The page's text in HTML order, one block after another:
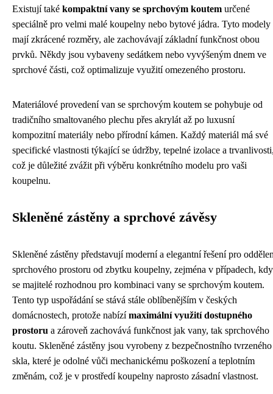
Existují také kompaktní vany se sprchovým koutem určené
speciálně pro velmi malé koupelny nebo bytové jádra. Tyto modely
mají zkrácené rozměry, ale zachovávají základní funkčnost obou
prvků. Někdy jsou vybaveny sedátkem nebo vyvýšeným dnem ve
sprchové části, což optimalizuje využití omezeného prostoru.
Materiálové provedení van se sprchovým koutem se pohybuje od
tradičního smaltovaného plechu přes akrylát až po luxusní
kompozitní materiály nebo přírodní kámen. Každý materiál má své
specifické vlastnosti týkající se údržby, tepelné izolace a
což je důležité zvážit při výběru konkrétního modelu pro vaši
koupelnu.
Skleněné zástěny a sprchové závěsy
Skleněné zástěny představují moderní a elegantní řešení pro
sprchového prostoru od zbytku koupelny, zejména v případech, kdy
se majitelé rozhodnou pro kombinaci vany se sprchovým koutem.
Tento typ uspořádání se stává stále oblíbenějším v českých
domácnostech, protože nabízímaximální využití dostupného
prostoru a zároveň zachovává funkčnost jak vany, tak sprchového
koutu. Skleněné zástěny jsou vyrobeny z bezpečnostního tvrzeného
skla, které je odolné vůči mechanickému poškození a teplotním
změnám, což je v prostředí koupelny naprosto zásadní vlastnost.